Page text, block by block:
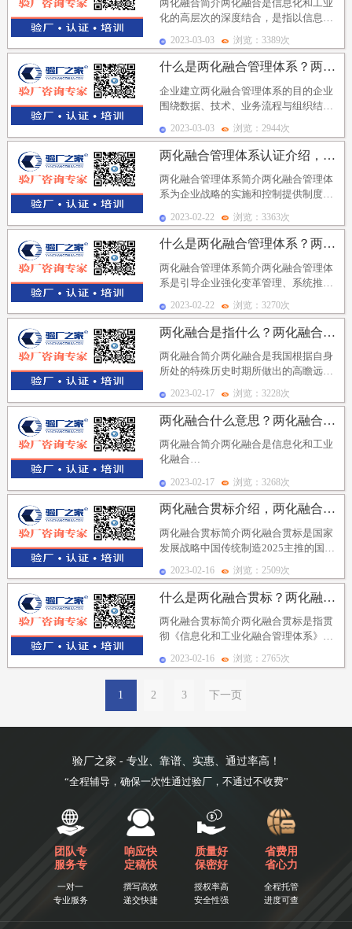
两化融合简介两化融合是信息化和工业
化的高层次的深度结合，是指以信息化
新型工业化道路。两...
2023-03-03 浏览：3389次
什么是两化融合管理体系？两化融合管理体系目的以及两化...
企业建立两化融合管理体系的目的企业
围绕数据、技术、业务流程与组织结构
四要素，通过明确管理职责、夯实基础
保障、规范实施过程...
2023-03-03 浏览：2944次
两化融合管理体系认证介绍，两化融合管理体系认证审核意...
两化融合管理体系简介两化融合管理体
系为企业战略的实施和控制提供制度化
求、新型能力需求和...
2023-02-22 浏览：3363次
什么是两化融合管理体系？两化融合管理体系管理原则及两...
两化融合管理体系简介两化融合管理体
系是引导企业强化变革管理、系统推进
统地建立、实施、保...
2023-02-22 浏览：3270次
两化融合是指什么？两化融合申报条件有哪些？为什么要申...
两化融合简介两化融合是我国根据自身
所处的特殊历史时期所做出的高瞻远瞩
的战略决策，其目的是跟上世界新一轮
的产业变革。以信息...
2023-02-17 浏览：3228次
两化融合什么意思？两化融合主要包括哪些方面？企业为什...
两化融合简介两化融合是信息化和工业
化融合
2023-02-17 浏览：3268次
两化融合贯标介绍，两化融合贯标评定机构及两化融合贯标...
两化融合贯标简介两化融合贯标是国家
发展战略中国传统制造2025主推的国家
目的是通过在企...
2023-02-16 浏览：2509次
什么是两化融合贯标？两化融合贯标试点企业及两化融合贯...
两化融合贯标简介两化融合贯标是指贯
彻《信息化和工业化融合管理体系》标
准、充分利用企业“战略-优势-能力”主
线、助推企业在...
2023-02-16 浏览：2765次
1 2 3 下一页
验厂之家 - 专业、靠谱、实惠、通过率高！
“全程辅导，确保一次性通过验厂，不通过不收费”
团队专
服务专
一对一
专业服务
响应快
定稿快
撰写高效
递交快捷
质量好
保密好
授权率高
安全性强
省费用
省心力
全程托管
进度可查